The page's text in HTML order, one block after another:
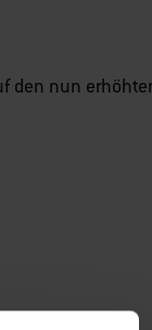
den nun